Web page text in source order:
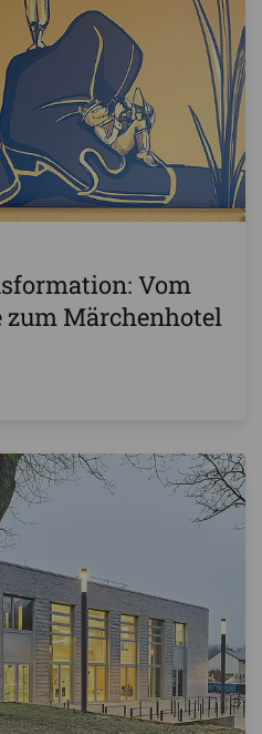
Vom
zum Märchenhotel